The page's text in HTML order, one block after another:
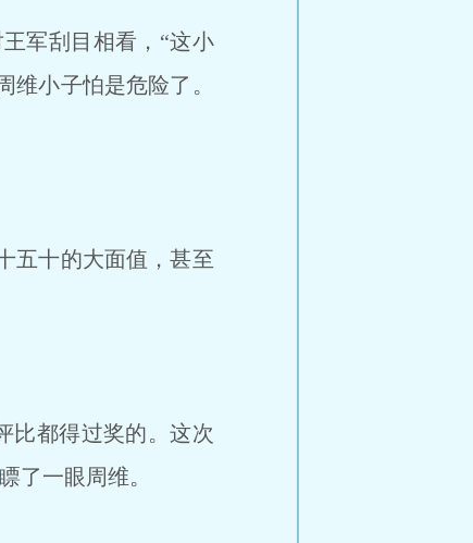
军刮目相看，“这小
小子怕是危险了。
五十的大面值，甚至
比都得过奖的。这次
了一眼周维。